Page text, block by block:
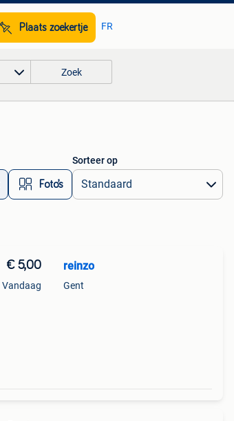
Plaats zoekertje FR
Zoek
Foto’s
Sorteer op
€ 5,00
Vandaag
reinzo
Gent